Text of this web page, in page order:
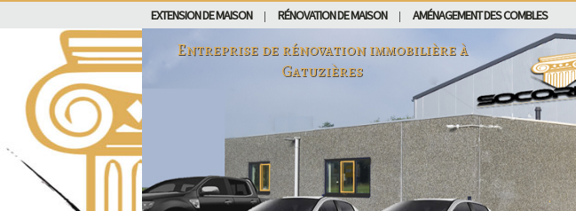
EXTENSION DE MAISON RÉNOVATION DE MAISON AMÉNAGEMENT DES COMBLES
Entreprise de rénovation immobilière à
Gatuzières